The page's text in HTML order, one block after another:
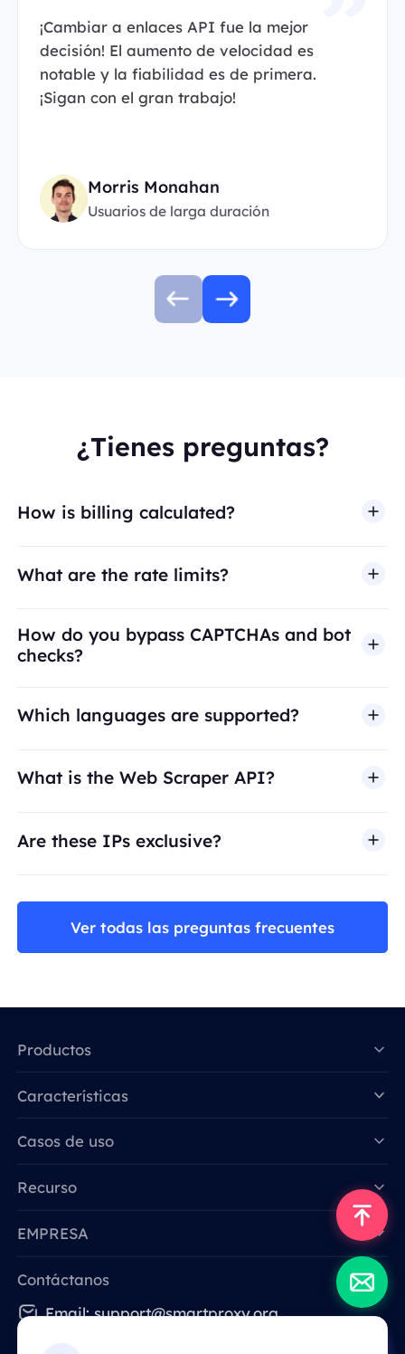
¡Cambiar a enlaces API fue la mejor
decisión! El aumento de velocidad es
notable y la fiabilidad es de primera.
¡Sigan con el gran trabajo!
Morris Monahan
Usuarios de larga duración
¿Tienes preguntas?
How is billing calculated?
What are the rate limits?
How do you bypass CAPTCHAs and bot
checks?
Which languages are supported?
What is the Web Scraper API?
Are these IPs exclusive?
Ver todas las preguntas frecuentes
Productos
Características
Casos de uso
Recurso
EMPRESA
Contáctanos
Email: support@smartproxy.org